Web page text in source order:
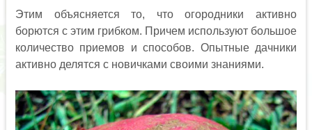
Этим объясняется то, что огородники активно
борются с этим грибком. Причем используют большое
количество приемов и способов. Опытные дачники
активно делятся с новичками своими знаниями.